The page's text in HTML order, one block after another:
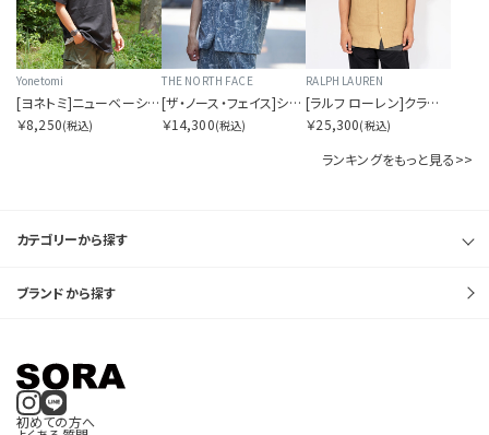
Yonetomi
[ヨネトミ]ニューベーシックTシャツ
￥8,250(税込)
THE NORTH FACE
[ザ・ノース・フェイス]ショートスリーブアロハリップシャツ
￥14,300(税込)
RALPH LAUREN
[ラルフ ローレン]クラシックフィット リネン キャンプ シャツ
￥25,300(税込)
ランキングをもっと見る>>
カテゴリーから探す
ブランドから探す
初めての方へ